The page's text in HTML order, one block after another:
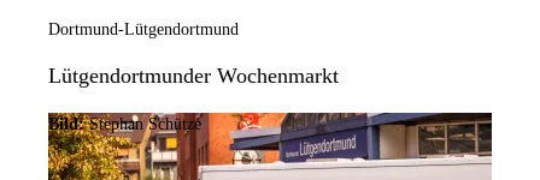
Dortmund-Lütgendortmund
Lütgendortmunder Wochenmarkt
Bild: Stephan Schütze